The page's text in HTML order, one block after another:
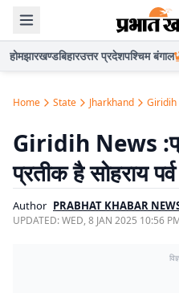
होमझारखण्डबिहारउत्तर प्रदेशपश्चिम बंगाल
Home State Jharkhand Giridih
Giridih News
प्रतीक है सोहराय पर्व
Author PRABHAT KHABAR
UPDATED:WED, 8 JAN 2025 10:56